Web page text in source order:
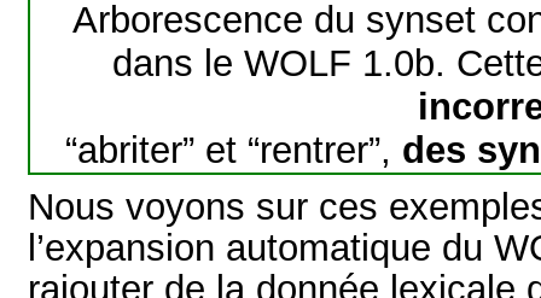
Arborescence du synset
dans le WOLF 1.0b.
“abriter” et “rentrer”, des
Nous voyons sur ces
l’expansion automatique du
rajouter de la donnée lexicale